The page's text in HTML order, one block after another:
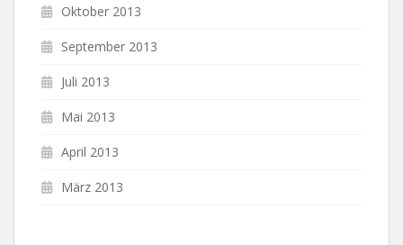
Oktober 2013
September 2013
Juli 2013
Mai 2013
April 2013
März 2013